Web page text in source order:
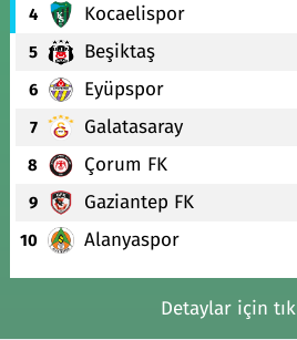
4 Kocaelispor
5 Beşiktaş
6 Eyüpspor
7 Galatasaray
8 Çorum FK
9 Gaziantep FK
10 Alanyaspor
Detaylar için